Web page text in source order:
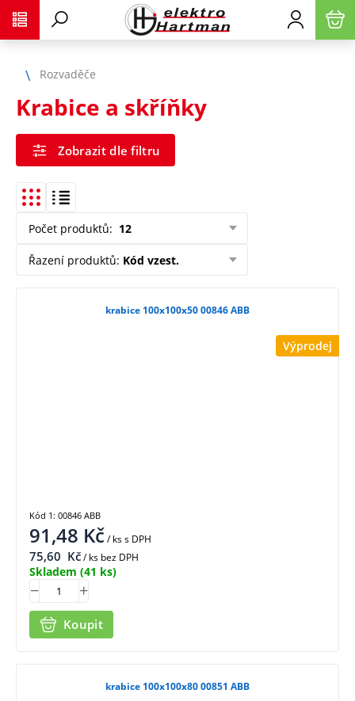
Rozvaděče
Krabice a skříňky
Zobrazit dle filtru
Počet produktů: 12
Řazení produktů: Kód vzest.
Výprodej
krabice 100x100x50 00846 ABB
91,48 Kč/ kss DPH
75,60 Kč/ ks bez DPH
Skladem (41 ks)
Koupit
Kód 1: 00846 ABB
krabice 100x100x80 00851 ABB